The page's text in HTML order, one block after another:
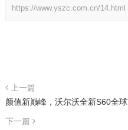
https://www.yszc.com.cn/14.html
上一篇
颜值新巅峰，沃尔沃全新S60全
下一篇